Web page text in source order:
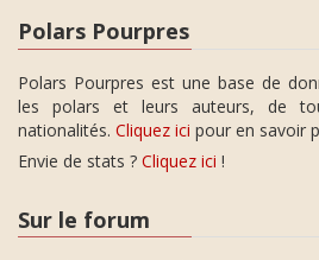
Polars Pourpres
Polars Pourpres est une base de
les polars et leurs auteurs, de
nationalités. Cliquez ici pour en savoir
Envie de stats ? Cliquez ici !
Sur le forum